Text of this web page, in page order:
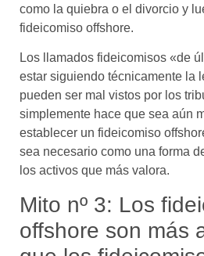
como la quiebra o el divorcio y
fideicomiso offshore.
Los llamados fideicomisos «de
estar siguiendo técnicamente la
pueden ser mal vistos por los
simplemente hace que sea aún
establecer un fideicomiso
sea necesario como una forma
los activos que más valora.
Mito nº 3: Los
offshore son más